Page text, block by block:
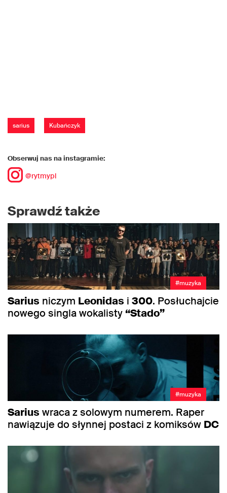
sarius Kubańczyk
Obserwuj nas na instagramie:
@rytmypl
Sprawdź także
#muzyka
Sarius niczym Leonidas i 300. Posłuchajcie
nowego singla wokalisty “Stado”
#muzyka
Sarius wraca z solowym numerem. Raper
nawiązuje do słynnej postaci z komiksów DC